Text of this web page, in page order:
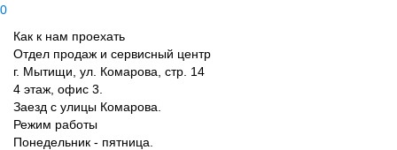
0
Как к нам проехать
Отдел продаж и сервисный центр
г. Мытищи, ул. Комарова, стр. 14
4 этаж, офис 3.
Заезд с улицы Комарова.
Режим работы
Понедельник - пятница.